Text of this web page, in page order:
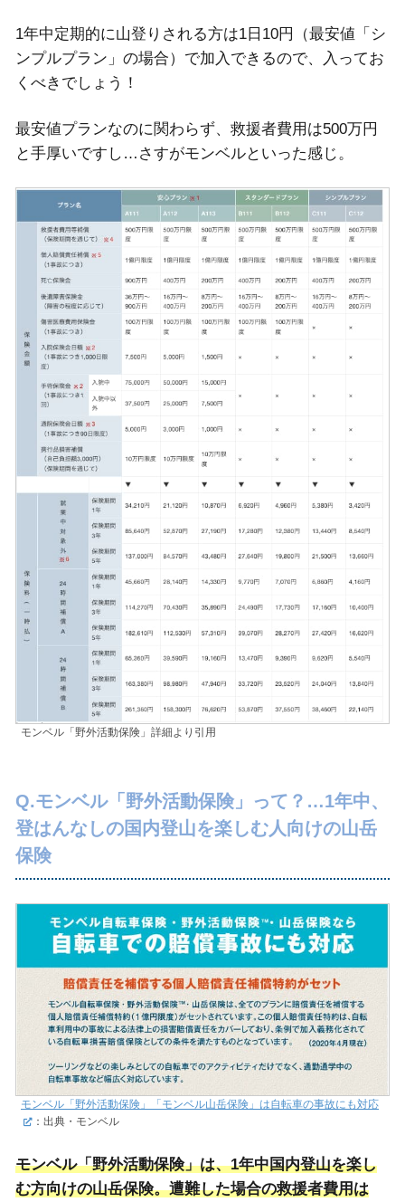
1年中定期的に山登りされる方は1日10円（最安値「シ
ンプルプラン」の場合）で加入できるので、入ってお
くべきでしょう！
最安値プランなのに関わらず、救援者費用は500万円
と手厚いですし…さすがモンベルといった感じ。
モンベル「野外活動保険」詳細より引用
Q.モンベル「野外活動保険」って？…1年中、
登はんなしの国内登山を楽しむ人向けの山岳
保険
モンベル「野外活動保険」「モンベル山岳保険」は自転車の事故にも対応
：出典・モンベル
モンベル「野外活動保険」は、1年中国内登山を楽し
む方向けの山岳保険。遭難した場合の救援者費用は